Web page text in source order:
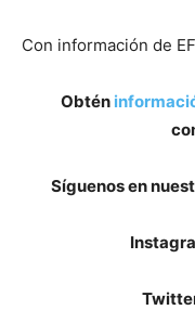
Con información de
Obtén
Síguenos en